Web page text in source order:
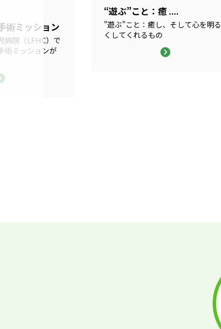
術ミッション
病院（LFHC）で
術ミッションが
“遊ぶ”こと：癒 ....
"遊ぶ"こと：癒し、そして心を明る
くしてくれるもの